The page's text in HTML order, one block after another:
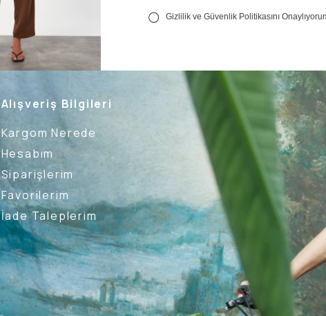
Alışveriş Bilgileri
Kargom Nerede
Hesabım
Siparişlerim
Favorilerim
İade Taleplerim